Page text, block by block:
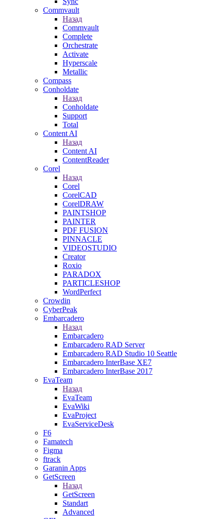
Commvault
Назад
Commvault
Complete
Orchestrate
Activate
Hyperscale
Metallic
Compass
Conholdate
Назад
Conholdate
Support
Total
Content AI
Назад
Content AI
ContentReader
Corel
Назад
Corel
CorelCAD
CorelDRAW
PAINTSHOP
PAINTER
PDF FUSION
PINNACLE
VIDEOSTUDIO
Creator
Roxio
PARADOX
PARTICLESHOP
WordPerfect
Crowdin
CyberPeak
Embarcadero
Назад
Embarcadero
Embarcadero RAD Server
Embarcadero RAD Studio 10 Seattle
Embarcadero InterBase XE7
Embarcadero InterBase 2017
EvaTeam
Назад
EvaTeam
EvaWiki
EvaProject
EvaServiceDesk
F6
Famatech
Figma
ftrack
Garanin Apps
GetScreen
Назад
GetScreen
Standart
Advanced